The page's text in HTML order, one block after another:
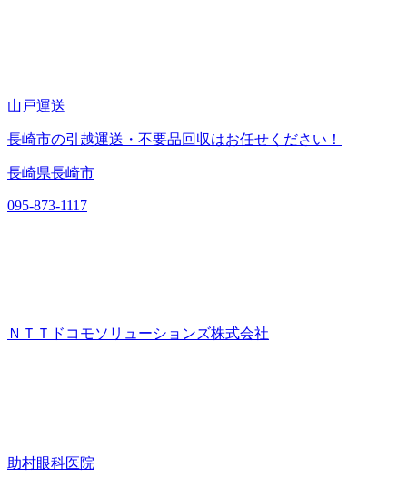
山戸運送
長崎市の引越運送・不要品回収はお任せください！
長崎県長崎市
095-873-1117
ＮＴＴドコモソリューションズ株式会社
助村眼科医院